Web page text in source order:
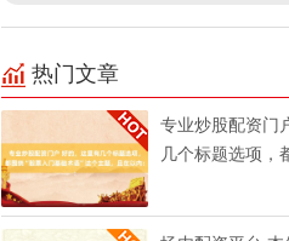
热门文章
专业炒股配资门
几个标题选项，